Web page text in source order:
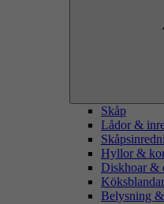
Skåp
Lådor &
Hyllor &
Diskhoar &
Belysning